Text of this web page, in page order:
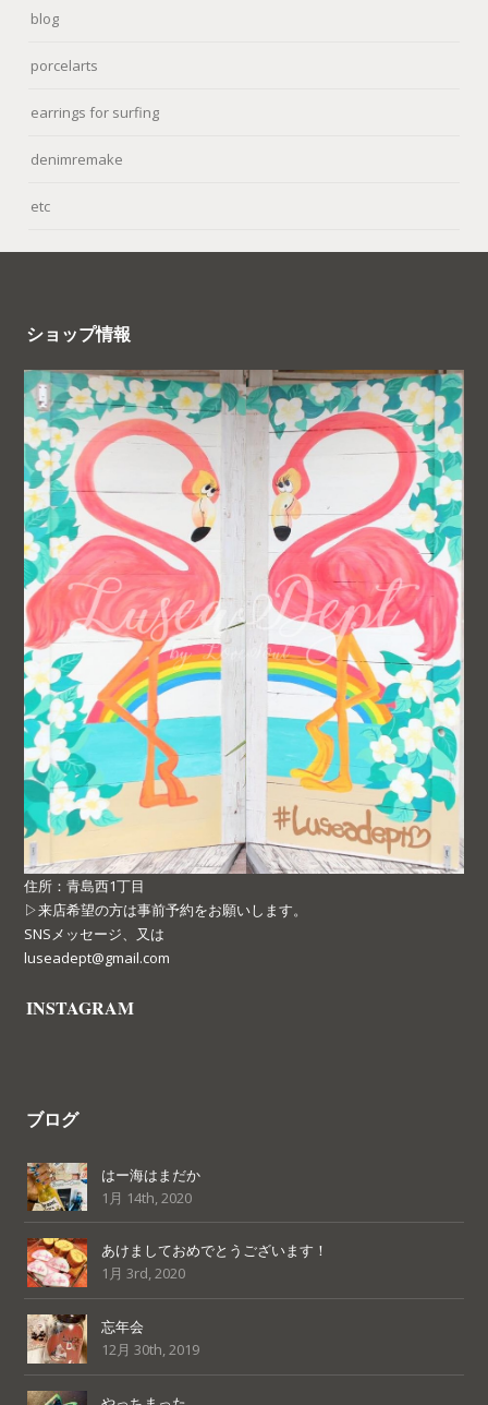
blog
porcelarts
earrings for surfing
denimremake
etc
ショップ情報
住所：青島西1丁目
▷来店希望の方は事前予約をお願いします。
SNSメッセージ、又は
luseadept@gmail.com
INSTAGRAM
ブログ
はー海はまだか
1月 14th, 2020
あけましておめでとうございます！
1月 3rd, 2020
忘年会
12月 30th, 2019